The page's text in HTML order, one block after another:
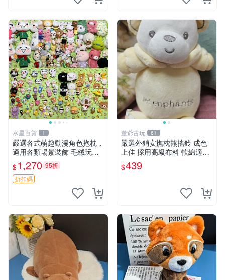
水星百貨 1
嚴選各式萌趣動漫角色抱枕，
適用各類場景裝飾 毛絨玩
具、卡通抱枕、趣味玩偶
$1,270 95折
折扣碼
董爺古玩 61
嚴選外銷安撫枕熊搖鈴 成色
上佳 採用高級布料 軟綿適合
收藏 安心選購 安撫枕 熊玩具
搖鈴
$439